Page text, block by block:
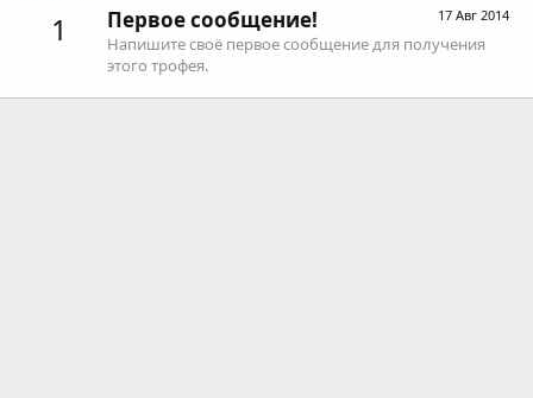
1 17 Авг 2014
Первое сообщение!
Напишите своё первое сообщение для получения
этого трофея.